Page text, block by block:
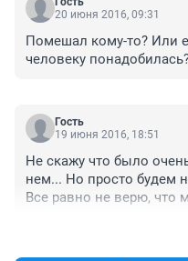
20 июня 2016, 09:31
Помешал кому-то? Или
человеку
Гость
19 июня 2016, 18:51
Не скажу что было
нем... Но просто будем
Все равно не верю, что